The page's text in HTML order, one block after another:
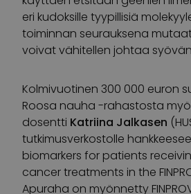
eri kudoksille tyypillisiä
toiminnan seurauksena
voivat vähitellen johtaa
Kolmivuotinen 300 000 euron
Roosa nauha -rahastosta
dosentti Katriina Jalkasen
tutkimusverkostolle
biomarkers for patients
cancer treatments in the
Apuraha on myönnetty